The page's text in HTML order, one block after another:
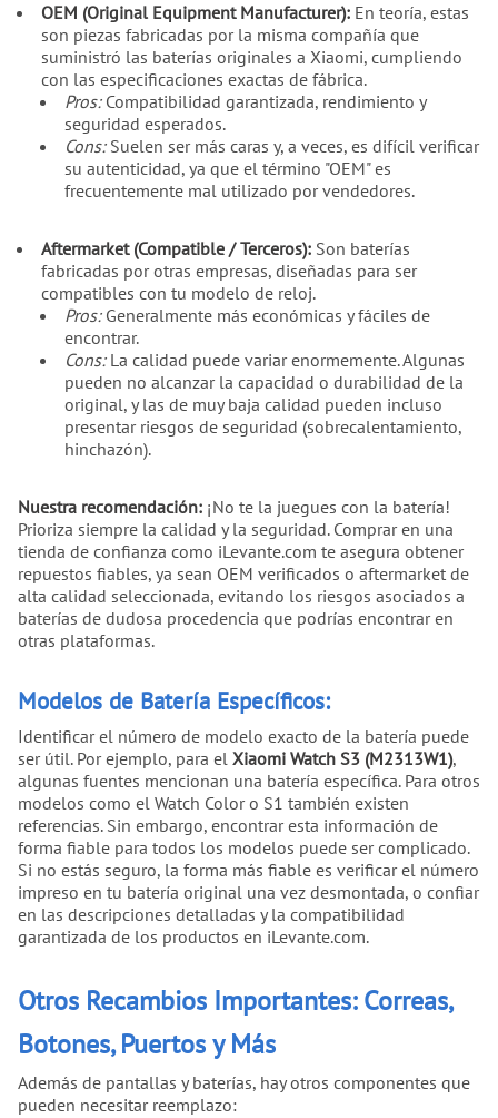
OEM (Original Equipment Manufacturer):En teoría, estas
son piezas fabricadas por la misma compañía que
suministró las baterías originales a Xiaomi, cumpliendo
con las especificaciones exactas de fábrica.
Pros:Compatibilidad garantizada, rendimiento y
seguridad esperados.
Cons:Suelen ser más caras y, a veces, es difícil verificar
su autenticidad, ya que el término "OEM" es
frecuentemente mal utilizado por vendedores.
Aftermarket (Compatible / Terceros):Son baterías
fabricadas por otras empresas, diseñadas para ser
compatibles con tu modelo de reloj.
Pros:Generalmente más económicas y fáciles de
encontrar.
Cons:La calidad puede variar enormemente. Algunas
pueden no alcanzar la capacidad o durabilidad de la
original, y las de muy baja calidad pueden incluso
presentar riesgos de seguridad (sobrecalentamiento,
hinchazón).
Nuestra recomendación: ¡No te la juegues con la batería!
Prioriza siempre la calidad y la seguridad. Comprar en una
tienda de confianza como iLevante.com te asegura obtener
repuestos fiables, ya sean OEM verificados o aftermarket de
alta calidad seleccionada, evitando los riesgos asociados a
baterías de dudosa procedencia que podrías encontrar en
otras plataformas.
Modelos de Batería Específicos:
Identificar el número de modelo exacto de la batería puede
ser útil. Por ejemplo, para el Xiaomi Watch S3 (M2313W1),
algunas fuentes mencionan una batería específica. Para otros
modelos como el Watch Color o S1 también existen
referencias. Sin embargo, encontrar esta información de
forma fiable para todos los modelos puede ser complicado.
Si no estás seguro, la forma más fiable es verificar el número
impreso en tu batería original una vez desmontada, o confiar
en las descripciones detalladas y la compatibilidad
garantizada de los productos en iLevante.com.
Otros Recambios Importantes: Correas,
Botones, Puertos y Más
Además de pantallas y baterías, hay otros componentes que
pueden necesitar reemplazo: